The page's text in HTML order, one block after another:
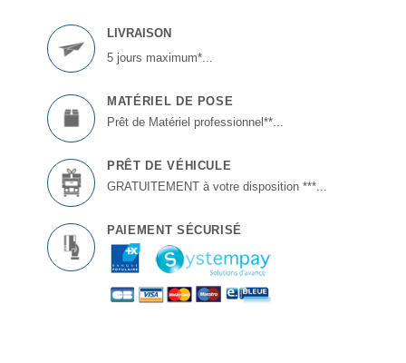
LIVRAISON
5 jours maximum*...
MATÉRIEL DE POSE
Prêt de Matériel professionnel**...
PRÊT DE VÉHICULE
GRATUITEMENT à votre disposition ***...
PAIEMENT SÉCURISÉ